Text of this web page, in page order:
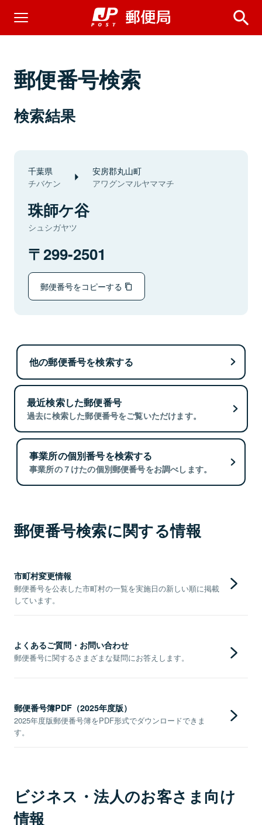
郵便番号検索
検索結果
千葉県
チバケン
安房郡丸山町
アワグンマルヤママチ
珠師ケ谷
シュシガヤツ
299-2501
郵便番号をコピーする
他の郵便番号を検索する
最近検索した郵便番号
過去に検索した郵便番号をご覧いただけます。
事業所の個別番号を検索する
事業所の７けたの個別郵便番号をお調べします。
郵便番号検索に関する情報
市町村変更情報
郵便番号を公表した市町村の一覧を実施日の新しい順に掲載
しています。
よくあるご質問・お問い合わせ
郵便番号に関するさまざまな疑問にお答えします。
郵便番号簿PDF（2025年度版）
2025年度版郵便番号簿をPDF形式でダウンロードできま
す。
ビジネス・法人のお客さま向け
情報